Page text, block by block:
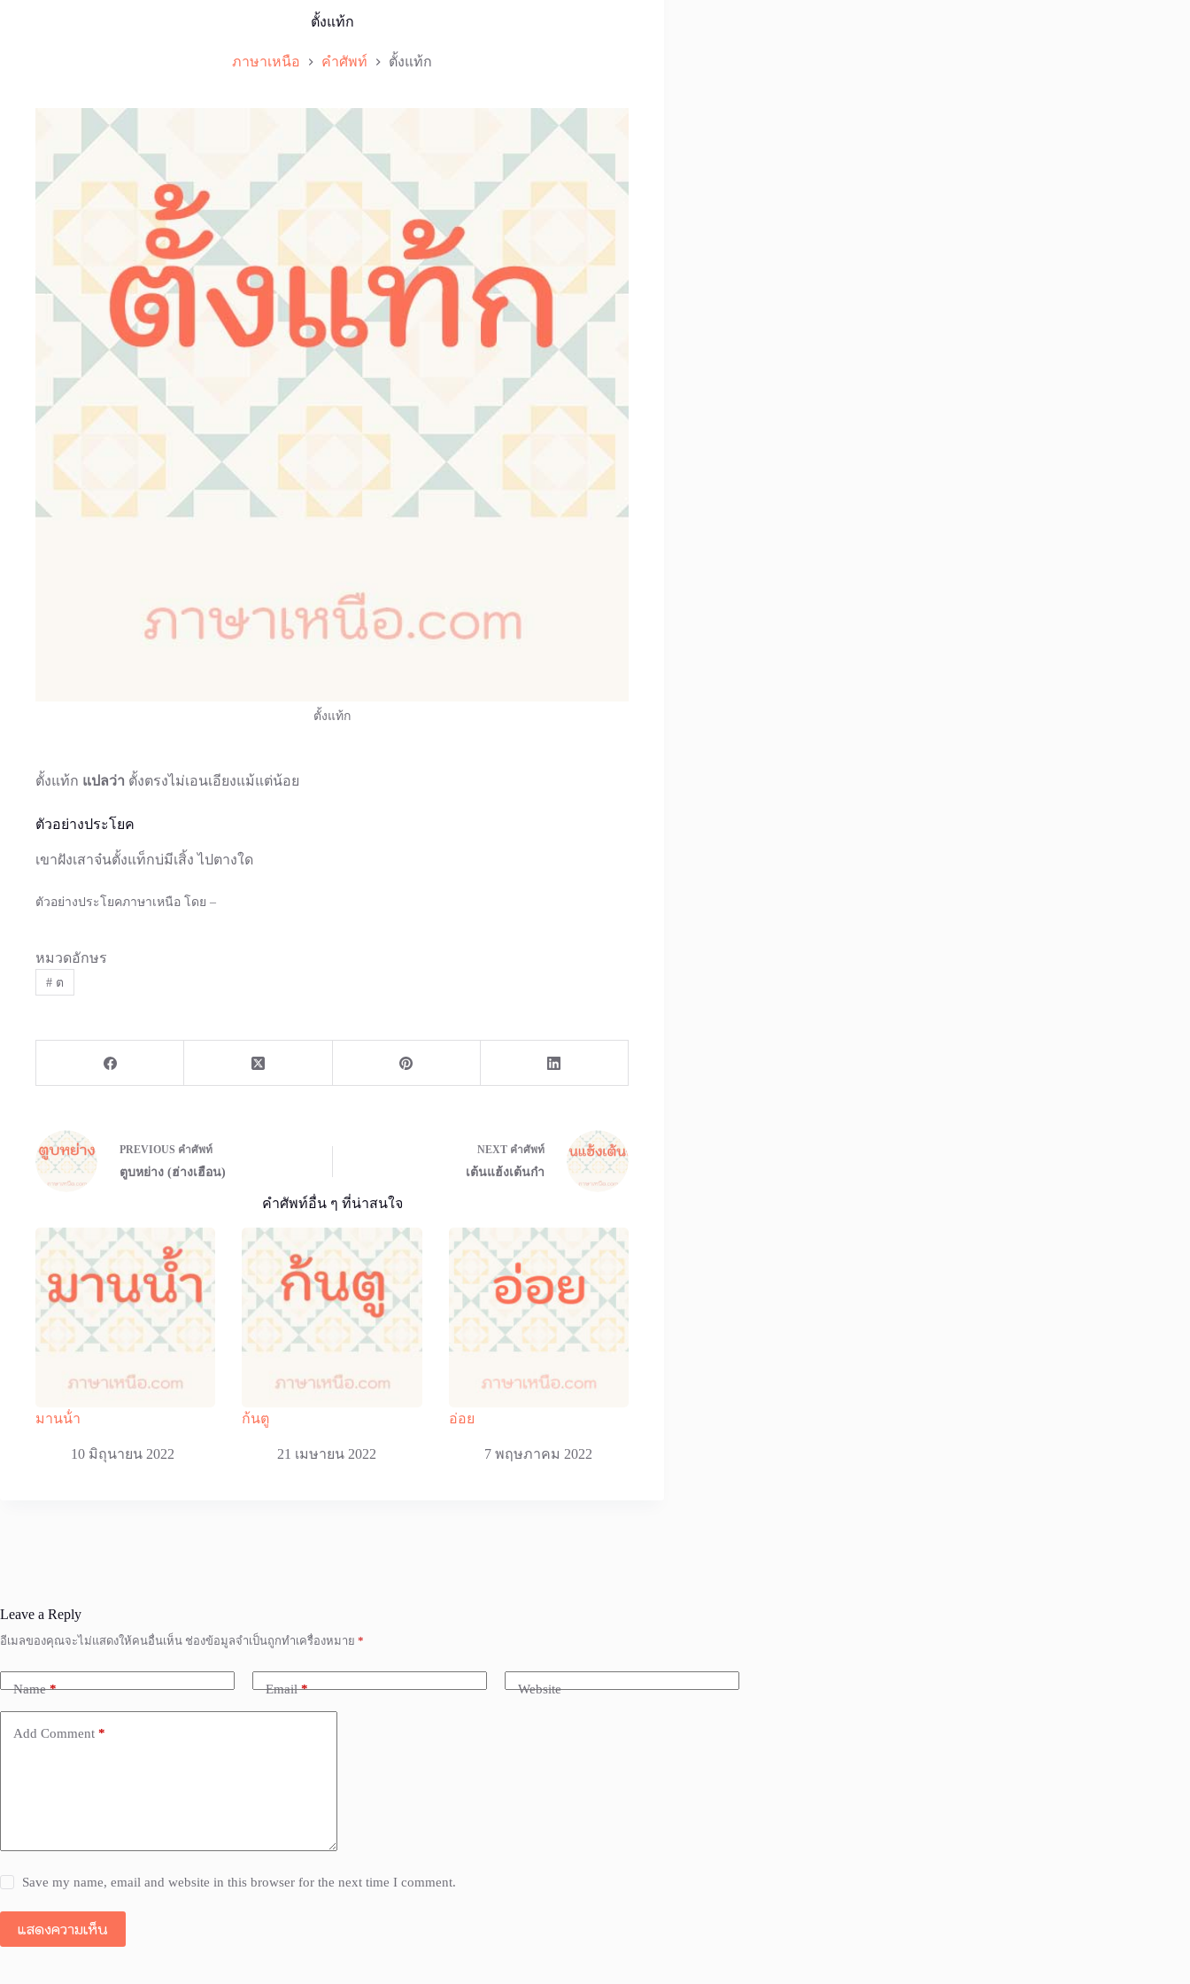
ตั้งแท้ก
ภาษาเหนือ คำศัพท์ ตั้งแท้ก
ตั้งแท้ก
ตั้งแท้ก แปลว่า ตั้งตรงไม่เอนเอียงแม้แต่น้อย
ตัวอย่างประโยค
เขาฝังเสาจ๋นตั้งแท็กบ่มีเสิ้ง ไปตางใด
ตัวอย่างประโยคภาษาเหนือ โดย –
หมวดอักษร
#ต
PREVIOUS คำศัพท์
ตูบหย่าง (ฮ่างเฮือน)
NEXT คำศัพท์
เต้นแฮ้งเต้นก๋า
คำศัพท์อื่น ๆ ที่น่าสนใจ
มานน้ํา
10 มิถุนายน 2022
ก้นตู
21 เมษายน 2022
อ่อย
7 พฤษภาคม 2022
Leave a Reply
อีเมลของคุณจะไม่แสดงให้คนอื่นเห็น ช่องข้อมูลจำเป็นถูกทำเครื่องหมาย *
Name* Email* Website
Add Comment *
Save my name, email and website in this browser for the next time I comment.
แสดงความเห็น